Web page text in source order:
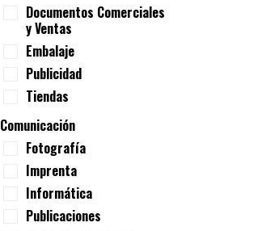
Documentos Comerciales
y Ventas
Embalaje
Publicidad
Tiendas
Comunicación
Fotografía
Imprenta
Informática
Publicaciones